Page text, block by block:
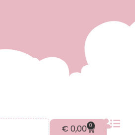
€ 0,00 0